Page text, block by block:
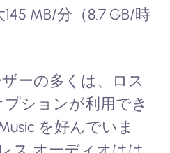
145 MB/分（8.7 GB/時
ーの多くは、ロス
ションが利用でき
を好んでいま